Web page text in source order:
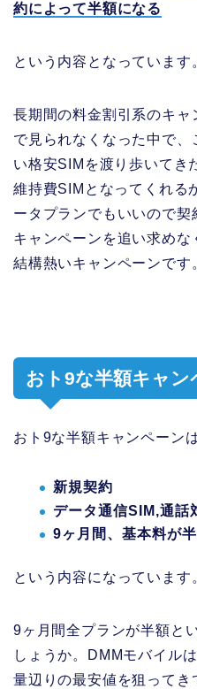
約によって半額になる
という内容となっています
長期間の料金割引系のキ
で見られなくなった中で
い格安SIMを渡り歩いてき
維持費SIMとなってくれる
ータプランでもいいので
キャンペーンを追い求めな
結構熱いキャンペーンです
おト9な半額キャン
おト9な半額キャンペーンは
新規契約
データ通信SIM,通話
9ヶ月間、基本料が
という内容になっています
9ヶ月間全プランが半額と
しょうか。DMMモバイル
量辺りの最安値を狙ってき